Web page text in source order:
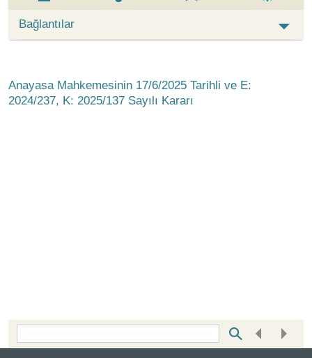
Bağlantılar
Anayasa Mahkemesinin 17/6/2025 Tarihli ve E:
2024/237, K: 2025/137 Sayılı Kararı